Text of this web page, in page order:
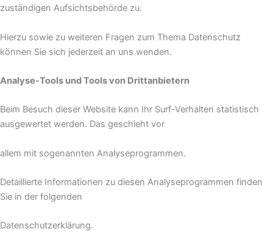
zuständigen Aufsichtsbehörde zu.
Hierzu sowie zu weiteren Fragen zum Thema Datenschutz
können Sie sich jederzeit an uns wenden.
Analyse-Tools und Tools von Drittanbietern
Beim Besuch dieser Website kann Ihr Surf-Verhalten statistisch
ausgewertet werden. Das geschieht vor
allem mit sogenannten Analyseprogrammen.
Detaillierte Informationen zu diesen Analyseprogrammen finden
Sie in der folgenden
Datenschutzerklärung.